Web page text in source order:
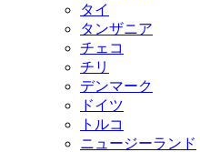
タイ
タンザニア
チェコ
チリ
デンマーク
ドイツ
トルコ
ニュージーランド